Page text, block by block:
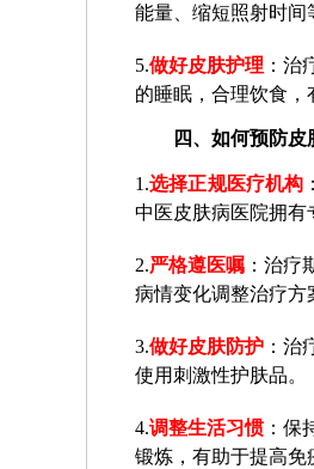
能量、缩短照射时间
5.做好皮肤护理 ：治
的睡眠，合理饮食，
四、如何预防皮
1.选择正规医疗机构
中医皮肤病医院拥有
2.严格遵医嘱 ：治
病情变化调整治疗方
3.做好皮肤防护 ：治
使用刺激性护肤品。
4.调整生活习惯：保
锻炼，有助于提高免